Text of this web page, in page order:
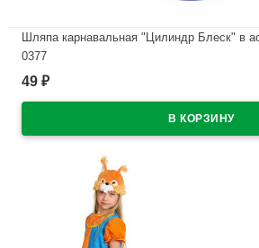
Шляпа карнавальная "Цилиндр Блеск" в
0377
В наличии
49 ₽